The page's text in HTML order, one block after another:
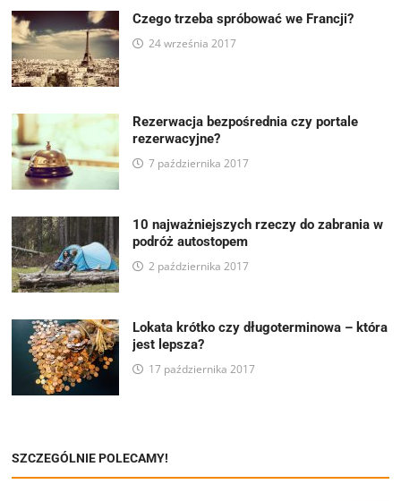
Czego trzeba spróbować we Francji?
24 września 2017
Rezerwacja bezpośrednia czy portale
rezerwacyjne?
7 października 2017
10 najważniejszych rzeczy do zabrania w
podróż autostopem
2 października 2017
Lokata krótko czy długoterminowa – która
jest lepsza?
17 października 2017
SZCZEGÓLNIE POLECAMY!